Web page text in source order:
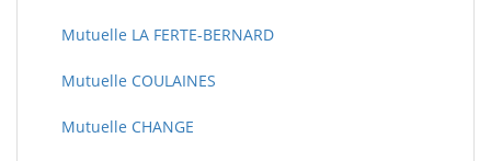
Mutuelle LA FERTE-BERNARD
Mutuelle COULAINES
Mutuelle CHANGE